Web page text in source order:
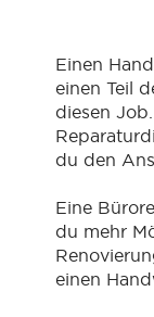
Einen
einen Teil
diesen
du den
Eine
du mehr
einen